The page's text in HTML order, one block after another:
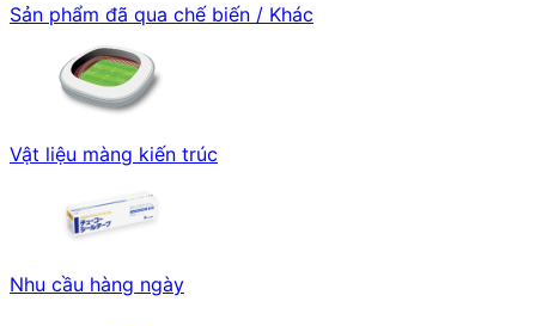
Sản phẩm đã qua chế biến / Khác
Vật liệu màng kiến trúc
Nhu cầu hàng ngày